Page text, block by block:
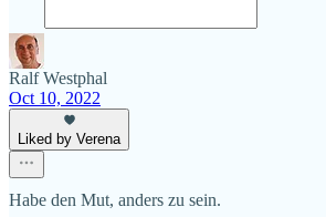
Ralf Westphal
Oct 10, 2022
Liked by Verena
Habe den Mut, anders zu sein.